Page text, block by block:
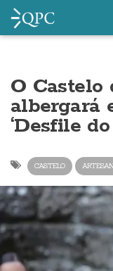
O Castelo
albergará
‘Desfile
CASTELO